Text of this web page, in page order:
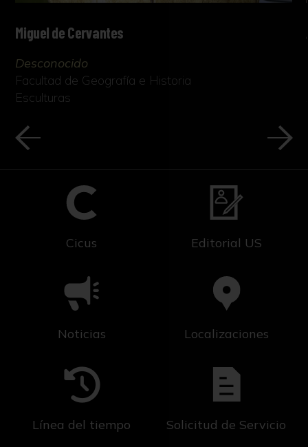
Miguel de Cervantes
Desconocido
Facultad de Geografía e Historia
Esculturas
Cicus Editorial US
Noticias Localizaciones
Línea del tiempo Solicitud de Servicio